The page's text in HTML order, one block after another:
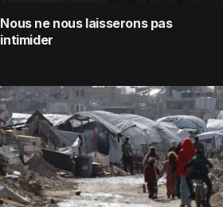
Nous ne nous laisserons pas
intimider